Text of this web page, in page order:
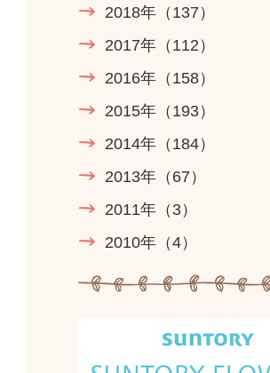
2018年 （137）
2017年 （112）
2016年 （158）
2015年 （193）
2014年 （184）
2013年 （67）
2011年 （3）
2010年 （4）